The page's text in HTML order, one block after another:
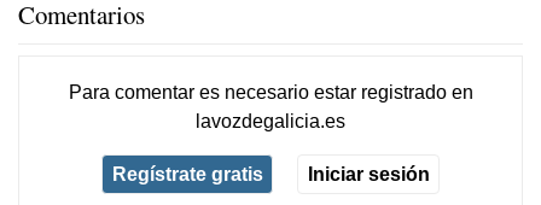
Comentarios
Para comentar es necesario estar registradoen
lavozdegalicia.es
Regístrate gratis Iniciar sesión